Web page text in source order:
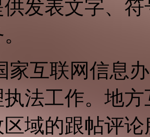
供发表文字、
家互联网信息
执法工作。地
域的跟帖评